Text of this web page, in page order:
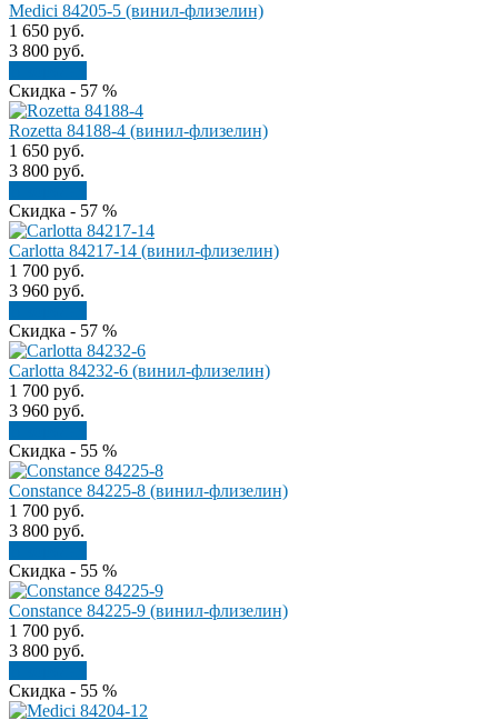
Medici 84205-5 (винил-флизелин)
1 650 руб.
3 800 руб.
Скидка - 57 %
Rozetta 84188-4 (винил-флизелин)
1 650 руб.
3 800 руб.
Скидка - 57 %
Carlotta 84217-14 (винил-флизелин)
1 700 руб.
3 960 руб.
Скидка - 57 %
Carlotta 84232-6 (винил-флизелин)
1 700 руб.
3 960 руб.
Скидка - 55 %
Constance 84225-8 (винил-флизелин)
1 700 руб.
3 800 руб.
Скидка - 55 %
Constance 84225-9 (винил-флизелин)
1 700 руб.
3 800 руб.
Скидка - 55 %